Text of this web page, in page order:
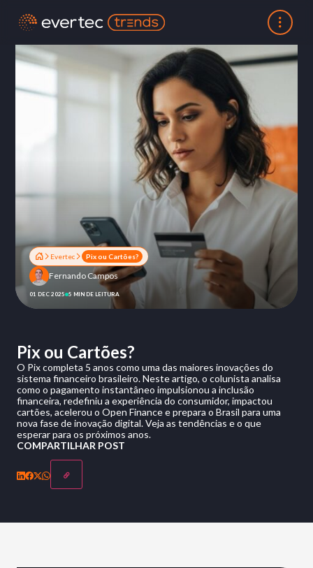
Evertec Pix ou Cartões?
Fernando Campos
01 DEC 2025 5 MIN DE LEITURA
Pix ou Cartões?
O Pix completa 5 anos como uma das maiores inovações do
sistema financeiro brasileiro. Neste artigo, o colunista analisa
como o pagamento instantâneo impulsionou a inclusão
financeira, redefiniu a experiência do consumidor, impactou
cartões, acelerou o Open Finance e prepara o Brasil para uma
nova fase de inovação digital. Veja as tendências e o que
esperar para os próximos anos.
COMPARTILHAR POST